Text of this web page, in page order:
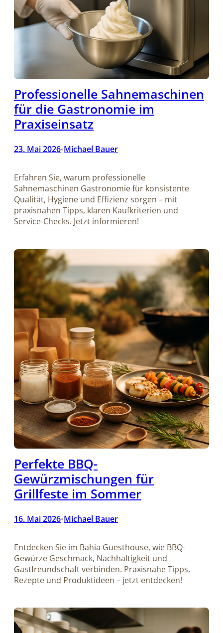
Professionelle Sahnemaschinen
für die Gastronomie im
Praxiseinsatz
23. Mai 2026•Michael Bauer
Erfahren Sie, warum professionelle
Sahnemaschinen Gastronomie für konsistente
Qualität, Hygiene und Effizienz sorgen – mit
praxisnahen Tipps, klaren Kaufkriterien und
Service-Checks. Jetzt informieren!
Perfekte BBQ-
Gewürzmischungen für
Grillfeste im Sommer
16. Mai 2026•Michael Bauer
Entdecken Sie im Bahia Guesthouse, wie BBQ-
Gewürze Geschmack, Nachhaltigkeit und
Gastfreundschaft verbinden. Praxisnahe Tipps,
Rezepte und Produktideen – jetzt entdecken!